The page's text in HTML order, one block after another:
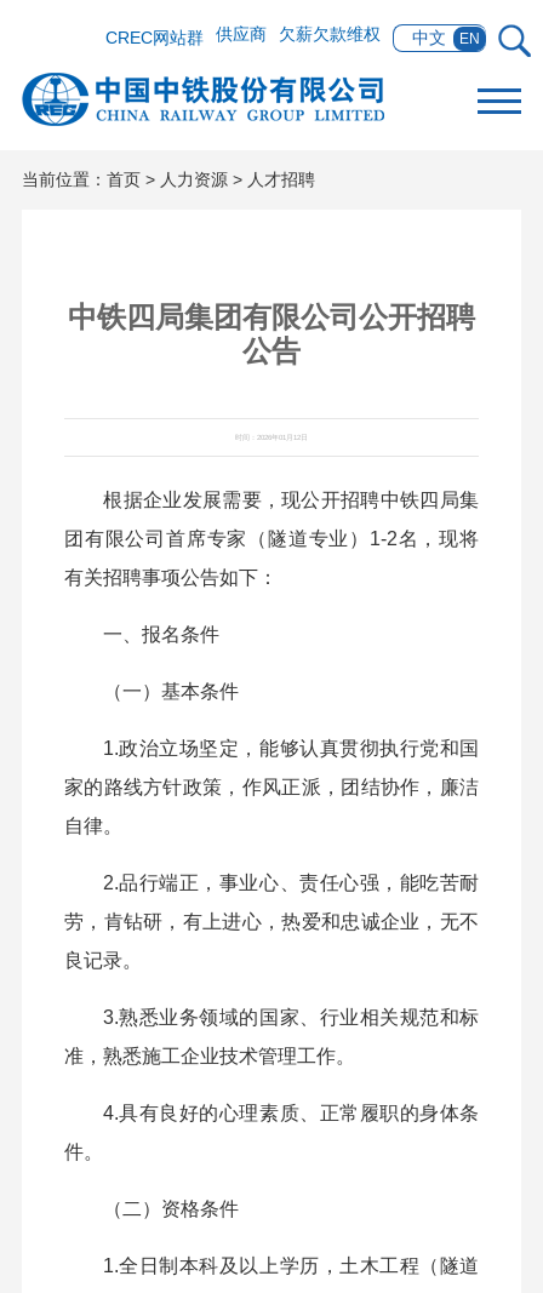
中文 EN
欠薪欠款维权
供应商
CREC网站群
当前位置： 首页> 人力资源> 人才招聘
中铁四局集团有限公司公开招聘
公告
时间：2026年01月12日
根据企业发展需要，现公开招聘中铁四局集
团有限公司 首席专家（隧道专业）1-2名，现将
有关招聘事项公告如下：
一、报名条件
（一）基本条件
1.政治立场坚定，能够认真贯彻执行党和国
家的路线方针政策，作风正派，团结协作，廉洁
自律。
2.品行端正，事业心、责任心强，能吃苦耐
劳，肯钻研，有上进心，热爱和忠诚企业，无不
良记录。
3.熟悉业务领域的国家、行业相关规范和标
准，熟悉施工企业技术管理工作。
4.具有良好的心理素质、正常履职的身体条
件。
（二）资格条件
1.全日制本科及以上学历，土木工程（隧道